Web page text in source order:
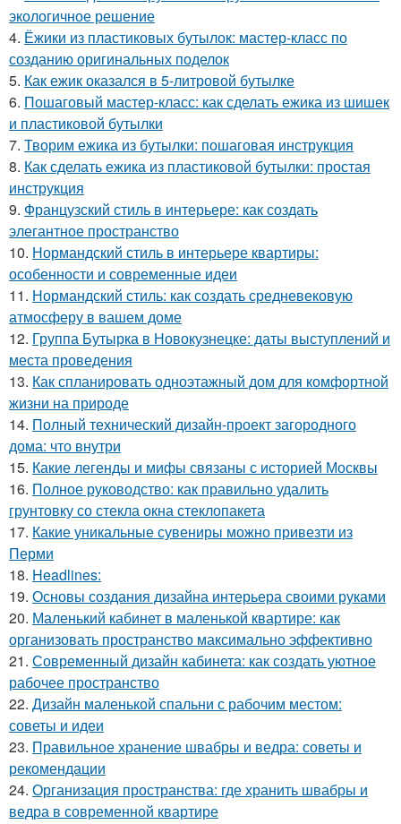
экологичное решение
4. Ёжики из пластиковых бутылок: мастер-класс по
созданию оригинальных поделок
5. Как ежик оказался в 5-литровой бутылке
6. Пошаговый мастер-класс: как сделать ежика из шишек
и пластиковой бутылки
7. Творим ежика из бутылки: пошаговая инструкция
8. Как сделать ежика из пластиковой бутылки: простая
инструкция
9. Французский стиль в интерьере: как создать
элегантное пространство
10. Нормандский стиль в интерьере квартиры:
особенности и современные идеи
11. Нормандский стиль: как создать средневековую
атмосферу в вашем доме
12. Группа Бутырка в Новокузнецке: даты выступлений и
места проведения
13. Как спланировать одноэтажный дом для комфортной
жизни на природе
14. Полный технический дизайн-проект загородного
дома: что внутри
15. Какие легенды и мифы связаны с историей Москвы
16. Полное руководство: как правильно удалить
грунтовку со стекла окна стеклопакета
17. Какие уникальные сувениры можно привезти из
Перми
18. Headlines:
19. Основы создания дизайна интерьера своими руками
20. Маленький кабинет в маленькой квартире: как
организовать пространство максимально эффективно
21. Современный дизайн кабинета: как создать уютное
рабочее пространство
22. Дизайн маленькой спальни с рабочим местом:
советы и идеи
23. Правильное хранение швабры и ведра: советы и
рекомендации
24. Организация пространства: где хранить швабры и
ведра в современной квартире